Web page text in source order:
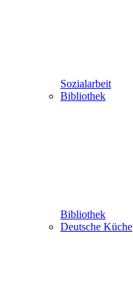
Sozialarbeit
Bibliothek
Bibliothek
Deutsche Küche